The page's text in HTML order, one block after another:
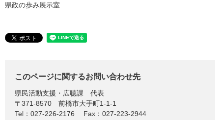
県政の歩み展示室
このページに関するお問い合わせ先
県民活動支援・広聴課
代表
〒371-8570
前橋市大手町1-1-1
Tel：027-226-2176
Fax：027-223-2944